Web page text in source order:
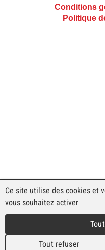
Conditions
Politique
Ce site utilise des cookies et
vous souhaitez activer
Tout refuser